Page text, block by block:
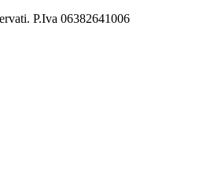
P.Iva 06382641006